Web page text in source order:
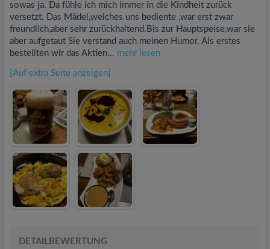
sowas ja. Da fühle ich mich immer in die Kindheit zurück
versetzt. Das Mädel,welches uns bediente ,war erst zwar
freundlich,aber sehr zurückhaltend.Bis zur Hauptspeise,war sie
aber aufgetaut Sie verstand auch meinen Humor. Als erstes
bestellten wir das Aktien... mehr lesen
[Auf extra Seite anzeigen]
DETAILBEWERTUNG